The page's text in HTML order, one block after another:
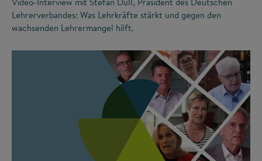
Lehrerverbandes: Was Lehrkräfte stärkt und gegen den
wachsenden Lehrermangel hilft.